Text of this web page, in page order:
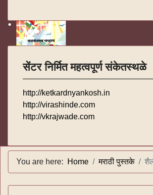
सेंटर निर्मित महत्वपूर्ण संकेतस्थळे
http://ketkardnyankosh.in
http://virashinde.com
http://vkrajwade.com
You are here: Home मराठी पुस्तके